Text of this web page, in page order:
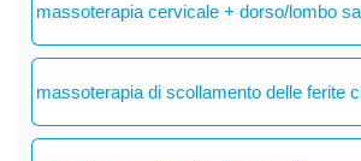
massoterapia cervicale + dorso/lombo
massoterapia di scollamento delle ferite